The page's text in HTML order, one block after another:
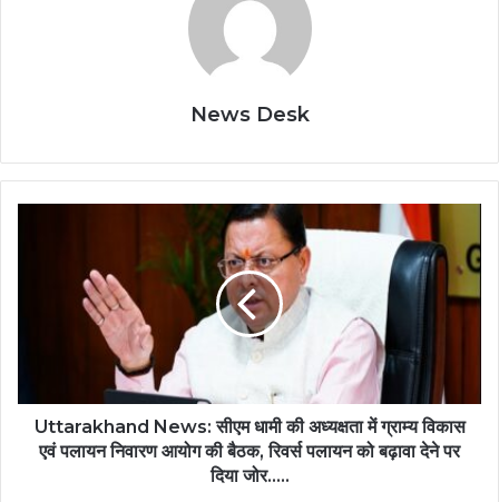
News Desk
Uttarakhand News: सीएम धामी की अध्यक्षता में ग्राम्य विकास
एवं पलायन निवारण आयोग की बैठक, रिवर्स पलायन को बढ़ावा देने पर
दिया जोर…..